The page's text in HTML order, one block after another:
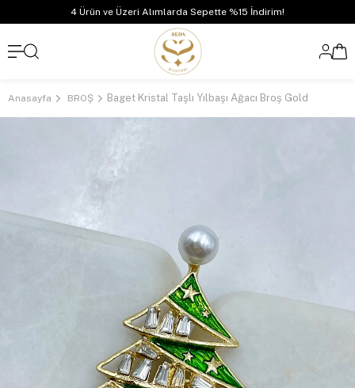
4 Ürün ve Üzeri Alımlarda Sepette %15 İndirim!
Anasayfa BROŞ Baget Kristal Taşlı Yılbaşı Ağacı Broş Gold